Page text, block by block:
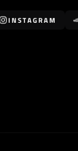
INSTAGRAM